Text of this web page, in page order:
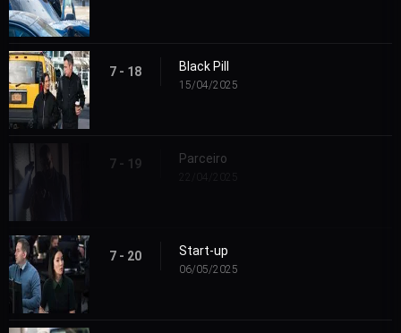
7 - 18 Black Pill
15/04/2025
7 - 19 Parceiro
7 - 20 Start-up
06/05/2025